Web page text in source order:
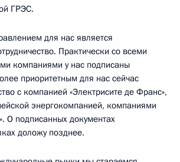
ГРЭС.
для нас является
Практически со всеми
компаниями у нас подписаны
приоритетным для нас сейчас
с компанией «Электрисите де Франс»,
энергокомпанией, компаниями
О подписанных документах
доложу позднее.